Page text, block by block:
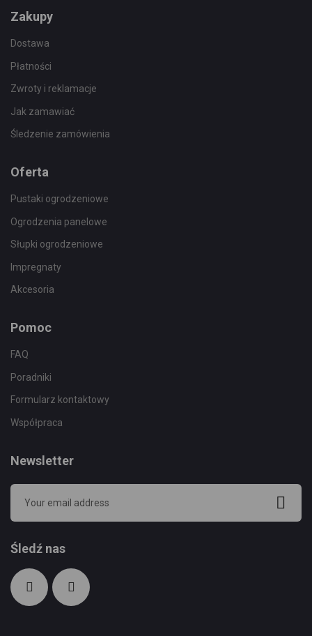
Zakupy
Dostawa
Płatności
Zwroty i reklamacje
Jak zamawiać
Śledzenie zamówienia
Oferta
Pustaki ogrodzeniowe
Ogrodzenia panelowe
Słupki ogrodzeniowe
Impregnaty
Akcesoria
Pomoc
FAQ
Poradniki
Formularz kontaktowy
Współpraca
Newsletter
Śledź nas